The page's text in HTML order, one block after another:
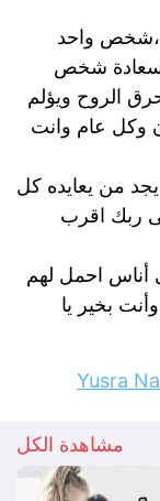
واحد
سعادة شخص
الروح ويؤلم
وكل عام وانت
من يعايده كل
ربك اقرب
أناس احمل لهم
بخير يا
Yusra
مشاهدة الكل